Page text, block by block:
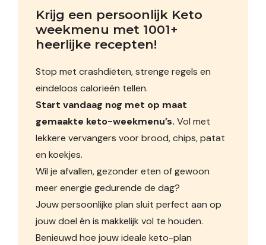
Krijg een persoonlijk Keto
weekmenu met 1001+
heerlijke recepten!
Stop met crashdiëten, strenge regels en
eindeloos calorieën tellen.
Start vandaag nog met op maat
gemaakte keto-weekmenu’s. Vol met
lekkere vervangers voor brood, chips, patat
en koekjes.
Wil je afvallen, gezonder eten of gewoon
meer energie gedurende de dag?
Jouw persoonlijke plan sluit perfect aan op
jouw doel én is makkelijk vol te houden.
Benieuwd hoe jouw ideale keto-plan